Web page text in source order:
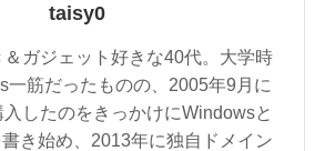
taisy0
ガジェット好きな40代。大学時
一筋だったものの、2005年9月に
入したのをきっかけにWindowsと
き始め、2013年に独自ドメイン